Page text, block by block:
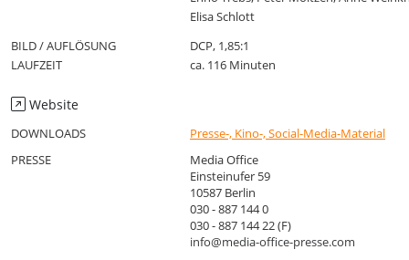
Elisa Schlott
BILD / AUFLÖSUNG
DCP, 1,85:1
LAUFZEIT
ca. 116 Minuten
Website
DOWNLOADS
Presse-, Kino-, Social-Media-Material
PRESSE
Media Office
Einsteinufer 59
10587 Berlin
030 - 887 144 0
030 - 887 144 22 (F)
info@media-office-presse.com